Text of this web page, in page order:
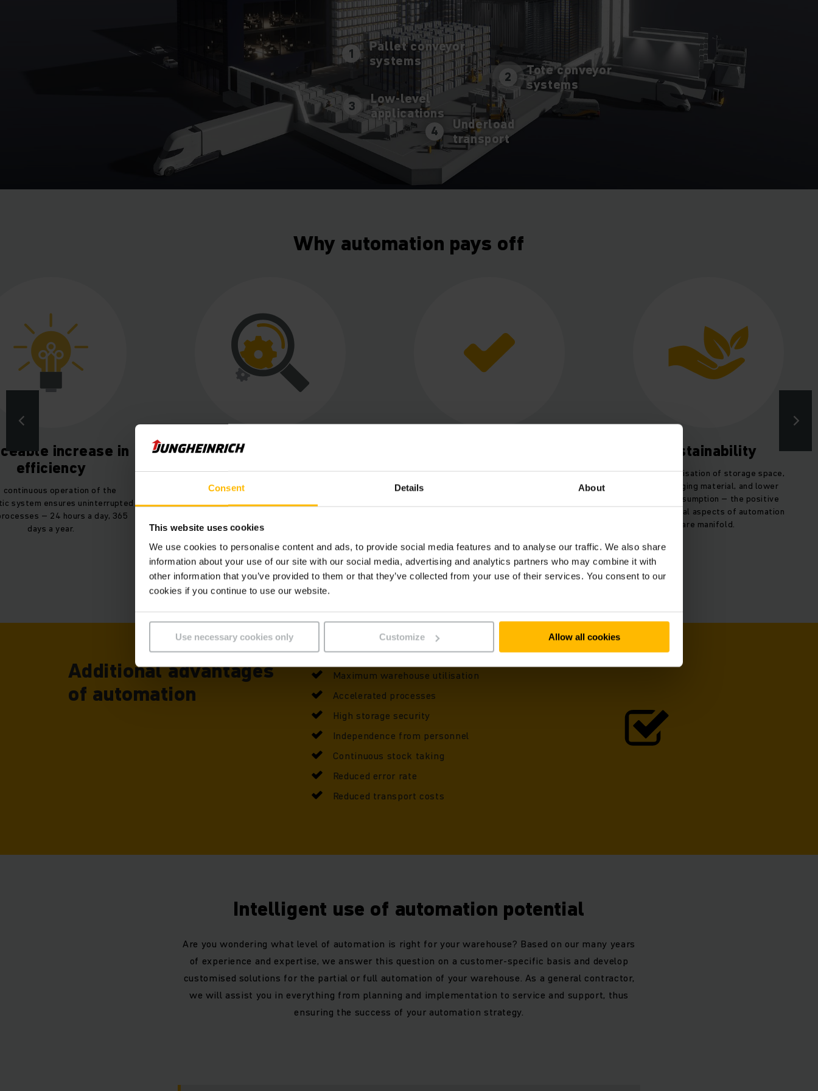
Consent Details About
This website uses cookies
We use cookies to personalise content and ads, to provide social media features and to analyse our traffic. We also share
information about your use of our site with our social media, advertising and analytics partners who may combine it with
other information that you’ve provided to them or that they’ve collected from your use of their services. You consent to our
cookies if you continue to use our website.
Use necessary cookies only Customize Allow all cookies
1
Pallet conveyor
systems
2
Tote conveyor
systems
3
Low-level​
applications​
4
Underload
transport
Why automation pays off
increase in
efficiency
continuous operation of the
system ensures uninterrupted
– 24 hours a day, 365
days a year.
Increased storage
density
Significant increases in storage capacity
can be achieved with a customised
Using automated storage systems,
mobile robots, and intelligent software
warehouse many times over.
Sustainability
Optimum utilisation of storage space,
less packaging material, and lower
energy consumption – the positive
environmental aspects of automation
are manifold.
Additional advantages
of automation
Maximum warehouse utilisation
Accelerated processes
High storage security
Independence from personnel
Continuous stock taking
Reduced error rate
Reduced transport costs
Intelligent use of automation potential
Are you wondering what level of automation is right for your warehouse? Based on our many years
of experience and expertise, we answer this question on a customer-specific basis and develop
customised solutions for the partial or full automation of your warehouse. As a general contractor,
we will assist you in everything from planning and implementation to service and support, thus
ensuring the success of your automation strategy.